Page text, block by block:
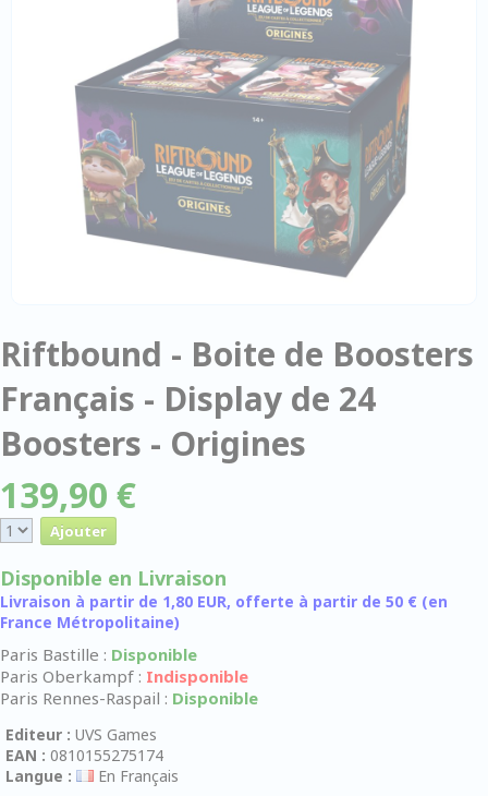
Riftbound - Boite de Boosters
Français - Display de 24
Boosters - Origines
139,90 €
Disponible en Livraison
Livraison à partir de 1,80 EUR, offerte à partir de 50 € (en
France Métropolitaine)
Paris Bastille : Disponible
Paris Oberkampf : Indisponible
Paris Rennes-Raspail : Disponible
Editeur : UVS Games
EAN : 0810155275174
Langue :
En Français